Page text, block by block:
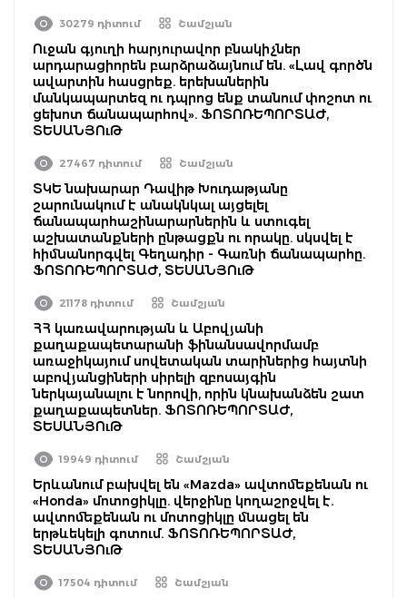
30279 դիտում Շամշյան
Ուջան գյուղի հարյուրավոր բնակիչներ
արդարացիորեն բարձրաձայնում են. «Լավ գործն
ավարտին հասցրեք. երեխաներին
մանկապարտեզ ու դպրոց ենք տանում փոշոտ ու
ցեխոտ ճանապարհով». ՖՈՏՈՌԵՊՈՐՏԱԺ,
ՏԵՍԱՆՅՈւԹ
27467 դիտում Շամշյան
ՏԿԵ նախարար Դավիթ Խուդաթյանը
շարունակում է անակնկալ այցելել
ճանապարհաշինարարներին և ստուգել
աշխատանքների ընթացքն ու որակը. սկսվել է
հիմնանորգվել Գեղադիր - Գառնի ճանապարհը.
ՖՈՏՈՌԵՊՈՐՏԱԺ, ՏԵՍԱՆՅՈւԹ
21178 դիտում Շամշյան
ՀՀ կառավարության և Աբովյանի
քաղաքապետարանի ֆինանսավորմամբ
առաջիկայում սովետական տարիներից հայտնի
աբովյանցիների սիրելի զբոսայգին
ներկայանալու է նորովի, որին կնախանձեն շատ
քաղաքապետներ. ՖՈՏՈՌԵՊՈՐՏԱԺ,
ՏԵՍԱՆՅՈւԹ
19949 դիտում Շամշյան
Երևանում բախվել են «Mazda» ավտոմեքենան ու
«Honda» մոտոցիկլը. վերջինը կողաշրջվել է.
ավտոմեքենան ու մոտոցիկլը մնացել են
երթևեկելի գոտում. ՖՈՏՈՌԵՊՈՐՏԱԺ,
ՏԵՍԱՆՅՈւԹ
17504 դիտում Շամշյան